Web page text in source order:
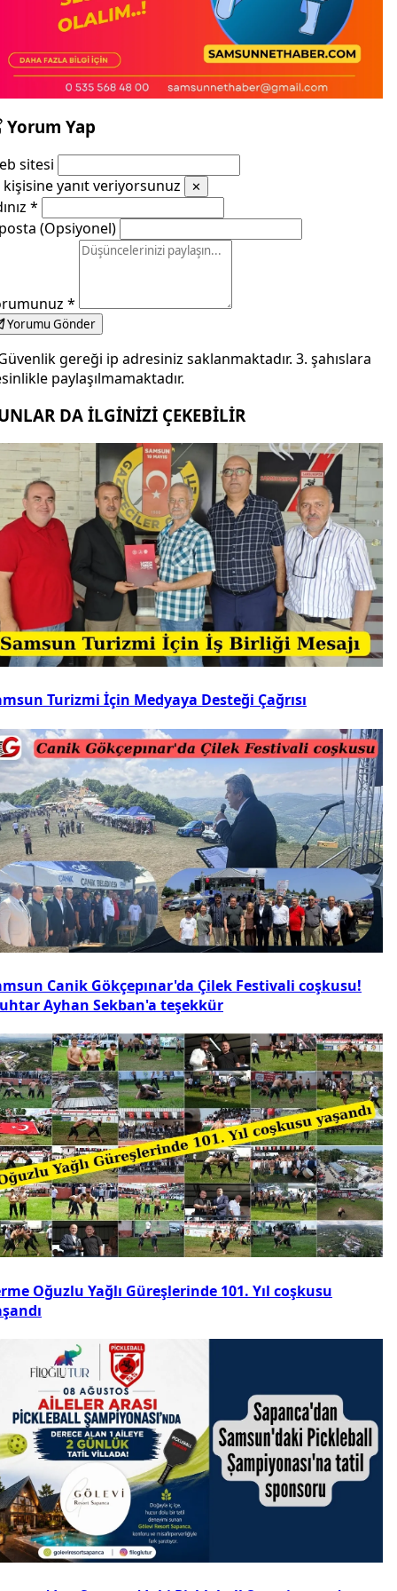
Yorum Yap
sitesi
kişisine yanıt veriyorsunuz
✕
*
(Opsiyonel)
*
Yorumu Gönder
gereği ip adresiniz saklanmaktadır. 3. şahıslara
paylaşılmamaktadır.
DA İLGİNİZİ ÇEKEBİLİR
Turizmi İçin Medyaya Desteği Çağrısı
Canik Gökçepınar'da Çilek Festivali coşkusu!
Ayhan Sekban'a teşekkür
Oğuzlu Yağlı Güreşlerinde 101. Yıl coşkusu